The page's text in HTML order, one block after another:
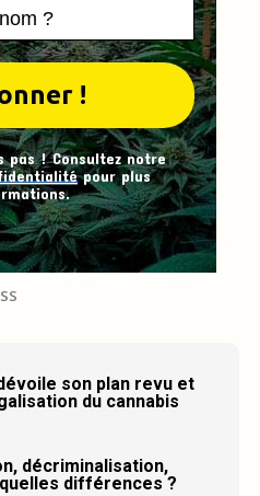
pas ! Consultez notre
pour plus
son plan revu et
du cannabis
décriminalisation,
différences ?